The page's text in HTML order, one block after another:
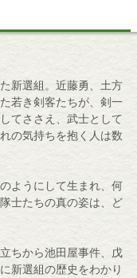
新選組。近藤勇、土方
若き剣客たちが、剣一
てささえ、武士として
の気持ちを抱く人は数
ようにして生まれ、何
士たちの真の姿は、ど
ちから池田屋事件、戊
新選組の歴史をわかり